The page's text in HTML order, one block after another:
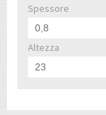
Spessore
0,8
Altezza
23